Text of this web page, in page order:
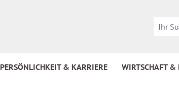
PERSÖNLICHKEIT & KARRIERE WIRTSCHAFT